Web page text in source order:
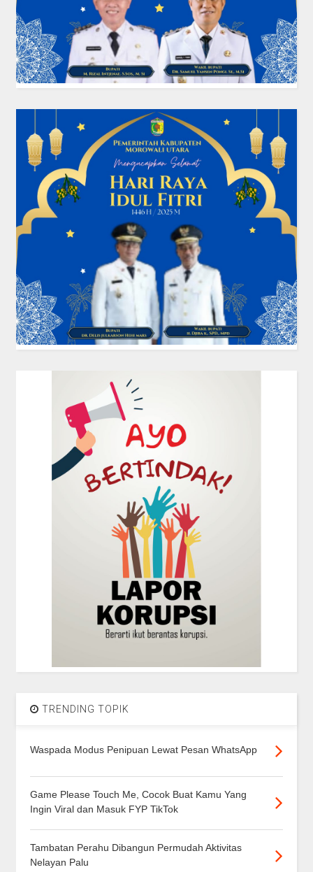
TRENDING TOPIK
Waspada Modus Penipuan Lewat Pesan WhatsApp
Game Please Touch Me, Cocok Buat Kamu Yang
Ingin Viral dan Masuk FYP TikTok
Tambatan Perahu Dibangun Permudah Aktivitas
Nelayan Palu